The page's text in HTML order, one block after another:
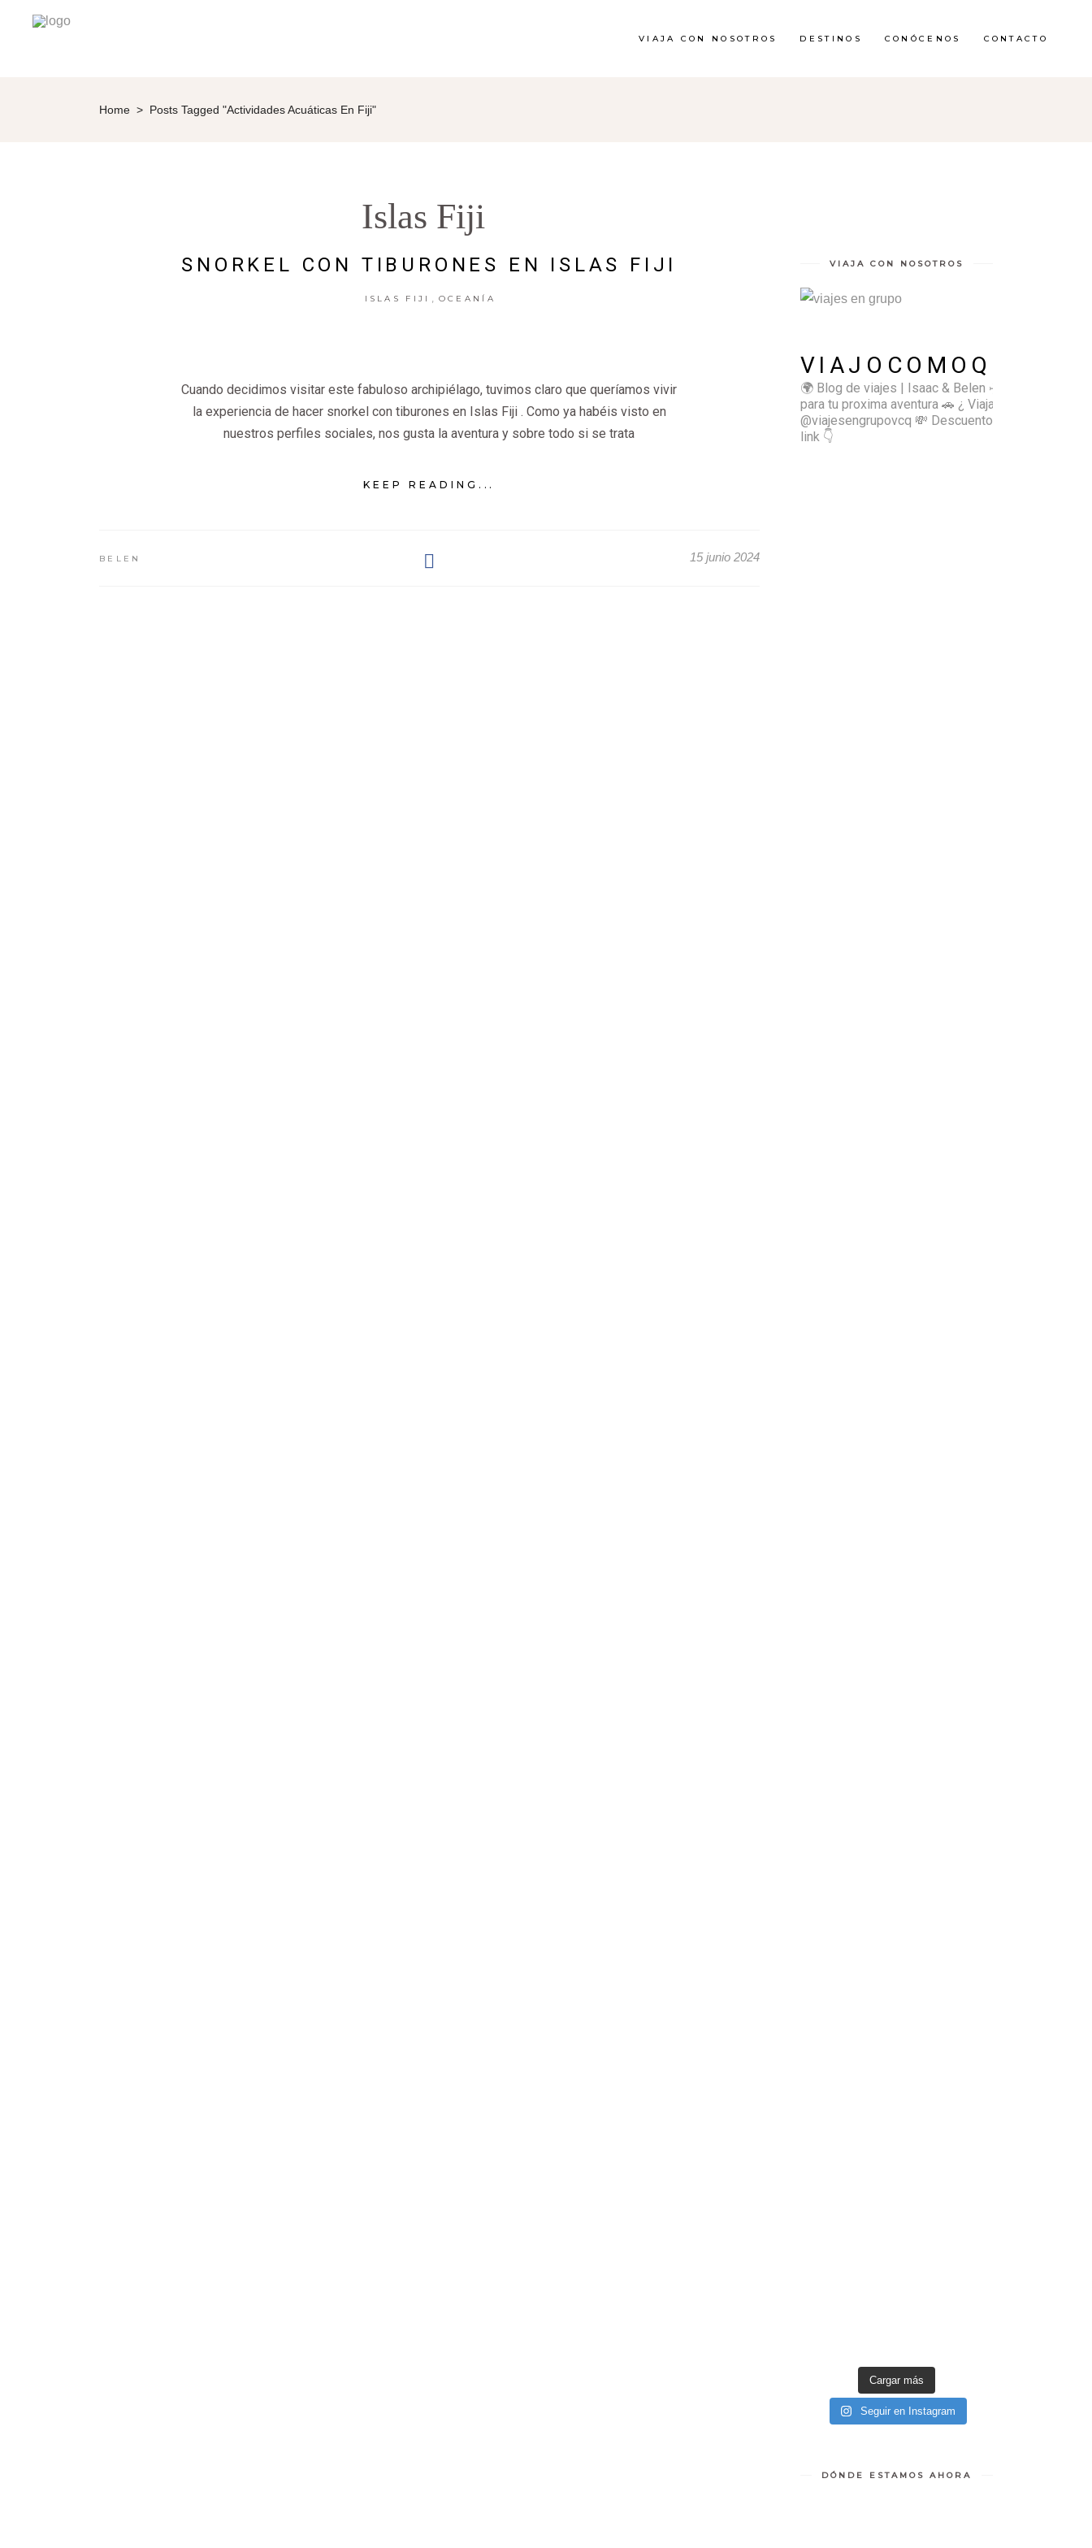
VIAJA CON NOSOTROS DESTINOS CONÓCENOS CONTACTO
Home > Posts Tagged "actividades Acuáticas En Fiji"
Islas Fiji
SNORKEL CON TIBURONES EN ISLAS FIJI
ISLAS FIJI OCEANÍA
Cuando decidimos visitar este fabuloso archipiélago, tuvimos claro que queríamos vivir
la experiencia de hacer snorkel con tiburones en Islas Fiji . Como ya habéis visto en
nuestros perfiles sociales, nos gusta la aventura y sobre todo si se trata
KEEP READING...
BELEN 15 junio 2024
VIAJA CON NOSOTROS
VIAJOCOMOQUIERO
🌍 Blog de viajes | Isaac & Belen ✈️ Inspírate
para tu proxima aventura 🚗 ¿ Viajas sol@? 👉🏻
@viajesengrupovcq 💸 Descuentos y tips en el
link 👇
Cargar más
Seguir en Instagram
DÓNDE ESTAMOS AHORA